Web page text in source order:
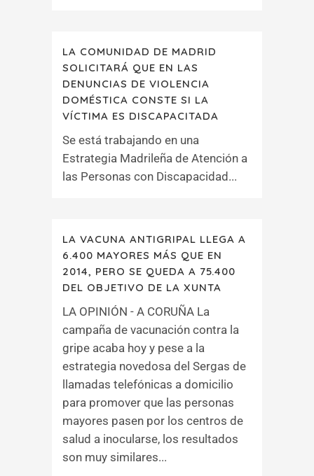
LA COMUNIDAD DE MADRID
SOLICITARÁ QUE EN LAS
DENUNCIAS DE VIOLENCIA
DOMÉSTICA CONSTE SI LA
VÍCTIMA ES DISCAPACITADA
Se está trabajando en una
Estrategia Madrileña de Atención a
las Personas con Discapacidad...
LA VACUNA ANTIGRIPAL LLEGA A
6.400 MAYORES MÁS QUE EN
2014, PERO SE QUEDA A 75.400
DEL OBJETIVO DE LA XUNTA
LA OPINIÓN - A CORUÑA La
campaña de vacunación contra la
gripe acaba hoy y pese a la
estrategia novedosa del Sergas de
llamadas telefónicas a domicilio
para promover que las personas
mayores pasen por los centros de
salud a inocularse, los resultados
son muy similares...